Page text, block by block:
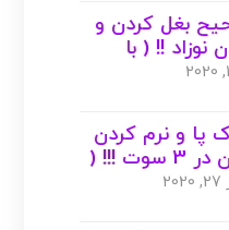
بغل کردن و
!! ( با
پا و نرم کردن
پوست آن در 3 سوت !!! (